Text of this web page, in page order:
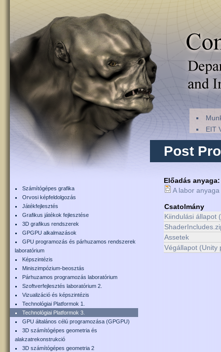
Post
Előadás
A labor anyaga
Csatolmány
Kiindulási állapot
Assetek
Végállapot (Unity
EIT
Számítógépes grafika
Orvosi képfeldolgozás
Játékfejlesztés
Grafikus játékok fejlesztése
3D grafikus rendszerek
GPGPU alkalmazások
GPU programozás és párhuzamos rendszerek
laboratórium
Képszintézis
Miniszimpózium-beosztás
Párhuzamos programozás laboratórium
Szoftverfejlesztés laboratórium 2.
Vizualizáció és képszintézis
Technológiai Platformok 1.
Technológiai Platformok 3.
GPU általános célú programozása (GPGPU)
3D számítógépes geometria és
alakzatrekonstrukció
3D számítógépes geometria 2